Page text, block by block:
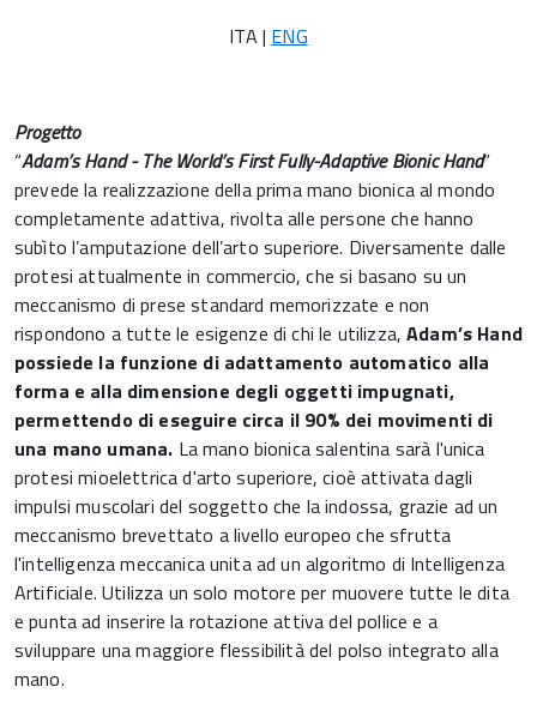
ITA | ENG
Progetto
“Adam’s Hand -The World’s First Fully-Adaptive Bionic Hand”
prevede la realizzazione della prima mano bionica al mondo
completamente adattiva, rivolta alle persone che hanno
subìto l’amputazione dell’arto superiore. Diversamente dalle
protesi attualmente in commercio, che si basano su un
meccanismo di prese standard memorizzate e non
rispondono a tutte le esigenze di chi le utilizza,Adam’s Hand
possiede la funzione di adattamento automatico alla
forma e alla dimensione degli oggetti impugnati,
permettendo di eseguire circa il 90% dei movimenti di
una mano umana. La mano bionica salentina sarà l'unica
protesi mioelettrica d'arto superiore, cioè attivata dagli
impulsi muscolari del soggetto che la indossa, grazie ad un
meccanismo brevettato a livello europeo che sfrutta
l'intelligenza meccanica unita ad un algoritmo di Intelligenza
Artificiale. Utilizza un solo motore per muovere tutte le dita
e punta ad inserire la rotazione attiva del pollice e a
sviluppare una maggiore flessibilità del polso integrato alla
mano.